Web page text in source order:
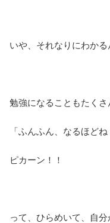
いや、それなりにわかる
勉強になることもたくさ
「ふんふん、なるほどね
ピカーン！！
って、ひらめいて、自